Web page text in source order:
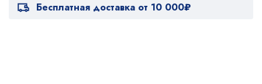
Бесплатная доставка от 10 000₽